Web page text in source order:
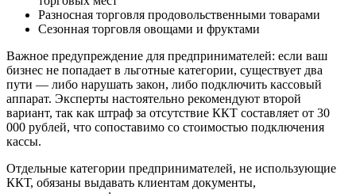
Разносная торговля продовольственными товарами
Сезонная торговля овощами и фруктами
Важное предупреждение для предпринимателей: если ваш
бизнес не попадает в льготные категории, существует два
пути — либо нарушать закон, либо подключить кассовый
аппарат. Эксперты настоятельно рекомендуют второй
вариант, так как штраф за отсутствие ККТ составляет от 30
000 рублей, что сопоставимо со стоимостью подключения
кассы.
Отдельные категории предпринимателей, не использующие
ККТ, обязаны выдавать клиентам документы,